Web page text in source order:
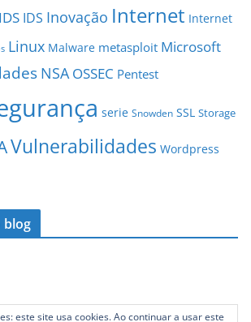
IDS Inovação Internet Internet
Linux Malware metasploit Microsoft
NSA OSSEC Pentest
serie Snowden SSL Storage
Vulnerabilidades Wordpress
blog
este site usa cookies. Ao continuar a usar este